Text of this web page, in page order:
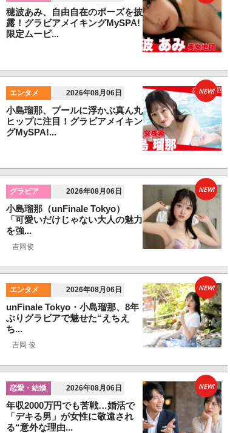
穂波あみ、自由自在のポーズを披
露！グラビアメイキングMySPA!
限定ムービ...
エンタメ 2026年08月06日
小島瑠那、プールに浮かぶ真ん丸
ヒップに注目！グラビアメイキン
グMySPA!...
NEW!
グラビア 2026年08月06日
小島瑠那（unFinale Tokyo）
「可愛いだけじゃない大人の魅力
を強...
吉岡俊
NEW!
エンタメ 2026年08月06日
unFinale Tokyo・小島瑠那、8年
ぶりグラビアで魅せた“えちえ
ち...
吉岡 俊
NEW!
恋愛・結婚 2026年08月06日
年収2000万円でも苦戦…婚活で
「デキる男」が女性に敬遠され
る“意外な理由...
NEW!